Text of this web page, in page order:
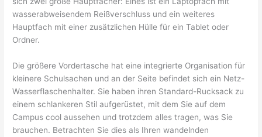
wasserabweisendem Reißverschluss und ein weiteres
Hauptfach mit einer zusätzlichen Hülle für ein Tablet oder
Ordner.
Die größere Vordertasche hat eine integrierte Organisation für
kleinere Schulsachen und an der Seite befindet sich ein Netz-
Wasserflaschenhalter. Sie haben ihren Standard-Rucksack zu
einem schlankeren Stil aufgerüstet, mit dem Sie auf dem
Campus cool aussehen und trotzdem alles tragen, was Sie
brauchen. Betrachten Sie dies als Ihren wandelnden